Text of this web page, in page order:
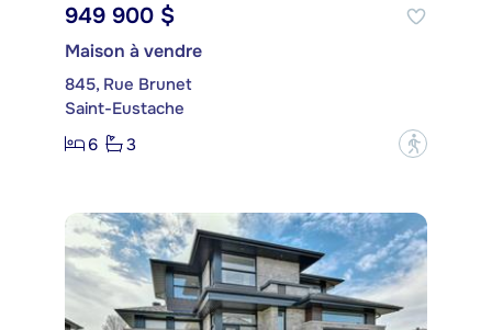
949 900 $
Maison à vendre
845, Rue Brunet
Saint-Eustache
6
3 ?